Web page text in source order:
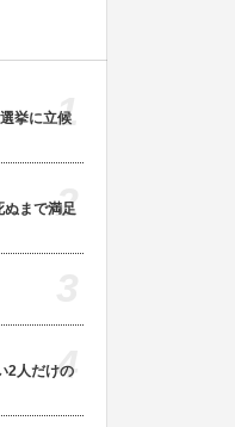
挙に立候
1
まで満足
2
2人だけの
4